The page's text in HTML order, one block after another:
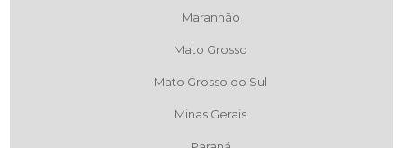
Maranhão
Mato Grosso
Mato Grosso do Sul
Minas Gerais